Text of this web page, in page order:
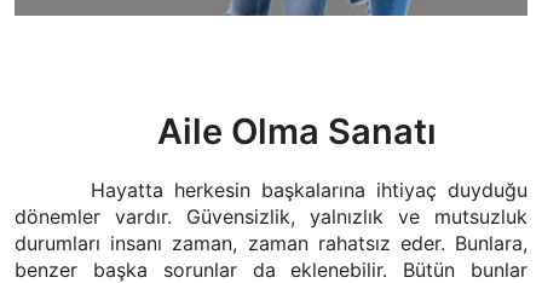
Aile Olma Sanatı
Hayatta herkesin başkalarına ihtiyaç duyduğu
dönemler vardır. Güvensizlik, yalnızlık ve mutsuzluk
durumları insanı zaman, zaman rahatsız eder. Bunlara,
benzer başka sorunlar da eklenebilir. Bütün bunlar